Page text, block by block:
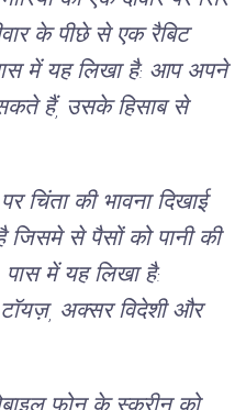
के पीछे से एक रैबिट
में यह लिखा है: आप अपने
हैं, उसके हिसाब से
चिंता की भावना दिखाई
से पैसों को पानी की
पास में यह लिखा है:
अक्सर विदेशी और